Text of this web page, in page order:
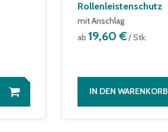
Rollenleistenschutz
mit Anschlag
ab 19,60 €/ Stk.
IN DEN WARENKORB